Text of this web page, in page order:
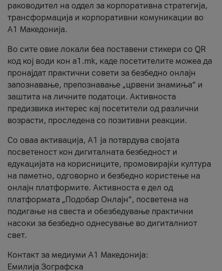
раководител на оддел за корпоративна стратегија,
трансформација и корпоративни комуникации во
А1 Македонија.
Во сите овие локали беа поставени стикери со QR
код кој води кон a1.mk, каде посетителите можеа да
пронајдат практични совети за безбедно онлајн
запознавање, препознавање „црвени знамиња“ и
заштита на личните податоци. Активноста
предизвика интерес кај посетители од различни
возрасти, проследена со позитивни реакции.
Со оваа активација, А1 ја потврдува својата
посветеност кон дигиталната безбедност и
едукацијата на корисниците, промовирајќи култура
на паметно, одговорно и безбедно користење на
онлајн платформите. Активноста е дел од
платформата „Подобар Онлајн“, посветена на
подигање на свеста и обезбедување практични
насоки за безбедно однесување во дигиталниот
свет.
Контакт за медиуми А1 Македонија:
Емилија Зографска